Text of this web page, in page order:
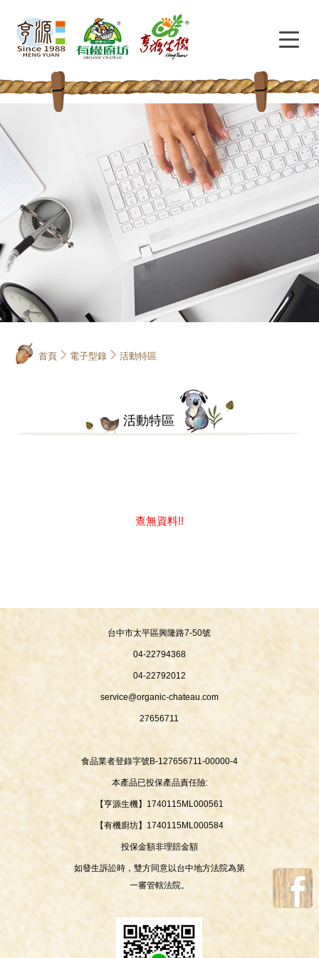
首頁 電子型錄 活動特區
活動特區
查無資料!!
台中市太平區興隆路7-50號
04-22794368
04-22792012
service@organic-chateau.com
27656711
食品業者登錄字號B-127656711-00000-4
本產品已投保產品責任險:
【亨源生機】1740115ML000561
【有機廚坊】1740115ML000584
投保金額非理賠金額
如發生訴訟時，雙方同意以台中地方法院為第
一審管轄法院。